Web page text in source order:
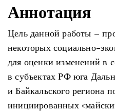
Аннотация
Цель данной работы –
некоторых социально-
для оценки изменений в
в субъектах РФ юга
и Байкальского региона
инициированных